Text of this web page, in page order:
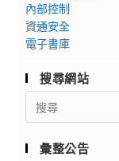
內部控制
資通安全
電子書庫
搜尋網站
Search
for:
彙整公告